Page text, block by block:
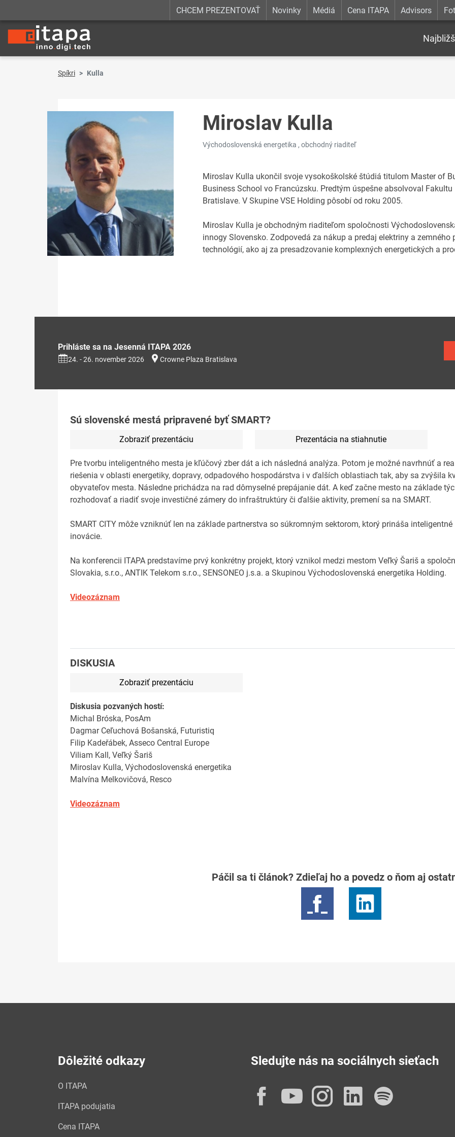
CHCEM PREZENTOVAŤ Novinky Médiá Cena ITAPA Advisors
Spíkri Kulla
Miroslav Kulla
Východoslovenská energetika , obchodný riaditeľ
Miroslav Kulla ukončil svoje vysokoškolské štúdiá titulom Master of
Business School vo Francúzsku. Predtým úspešne absolvoval
Bratislave. V Skupine VSE Holding pôsobí od roku 2005.
Miroslav Kulla je obchodným riaditeľom spoločnosti
innogy Slovensko. Zodpovedá za nákup a predaj elektriny a
technológií, ako aj za presadzovanie komplexných energetických a
Prihláste sa na Jesenná ITAPA 2026
24. - 26. november 2026 Crowne Plaza Bratislava
Sú slovenské mestá pripravené byť SMART?
Zobraziť prezentáciu Prezentácia na stiahnutie
Pre tvorbu inteligentného mesta je kľúčový zber dát a ich následná analýza. Potom je možné navrhnúť a
riešenia v oblasti energetiky, dopravy, odpadového hospodárstva i v ďalších oblastiach tak, aby sa zvýšila
obyvateľov mesta. Následne prichádza na rad dômyselné prepájanie dát. A keď začne mesto na základe
rozhodovať a riadiť svoje investičné zámery do infraštruktúry či ďalšie aktivity, premení sa na SMART.
SMART CITY môže vzniknúť len na základe partnerstva so súkromným sektorom, ktorý prináša inteligentné
inovácie.
Na konferencii ITAPA predstavíme prvý konkrétny projekt, ktorý vznikol medzi mestom Veľký Šariš a
Slovakia, s.r.o., ANTIK Telekom s.r.o., SENSONEO j.s.a. a Skupinou Východoslovenská energetika Holding.
Videozáznam
DISKUSIA
Zobraziť prezentáciu
Diskusia pozvaných hostí:
Michal Bróska, PosAm
Dagmar Ceľuchová Bošanská, Futuristiq
Filip Kadeřábek, Asseco Central Europe
Viliam Kall, Veľký Šariš
Miroslav Kulla, Východoslovenská energetika
Malvína Melkovičová, Resco
Videozáznam
Páčil sa ti článok? Zdieľaj ho a povedz o ňom aj
Dôležité odkazy
O ITAPA
ITAPA podujatia
Cena ITAPA
Sledujte nás na sociálnych sieťach
Facebook
YouTube
Instagram
LinkedIn